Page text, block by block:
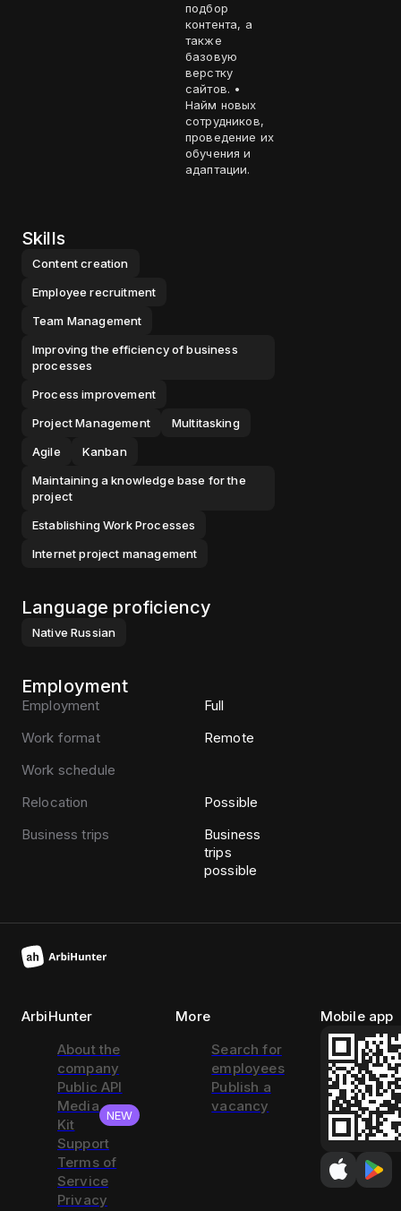
подбор
контента, а
также
базовую
верстку
сайтов. •
Найм новых
сотрудников,
проведение их
обучения и
адаптации.
Skills
Content creation
Employee recruitment
Team Management
Improving the efficiency of business
processes
Process improvement
Project Management
Multitasking
Agile
Kanban
Maintaining a knowledge base for the
project
Establishing Work Processes
Internet project management
Language proficiency
Native Russian
Employment
Employment
Full
Work format
Remote
Work schedule
Relocation
Possible
Business trips
Business
trips
possible
ArbiHunter
About the
company
Public API
Media
Kit
NEW
Support
Terms of
Service
Privacy
More
Search for
employees
Publish a
vacancy
Mobile app